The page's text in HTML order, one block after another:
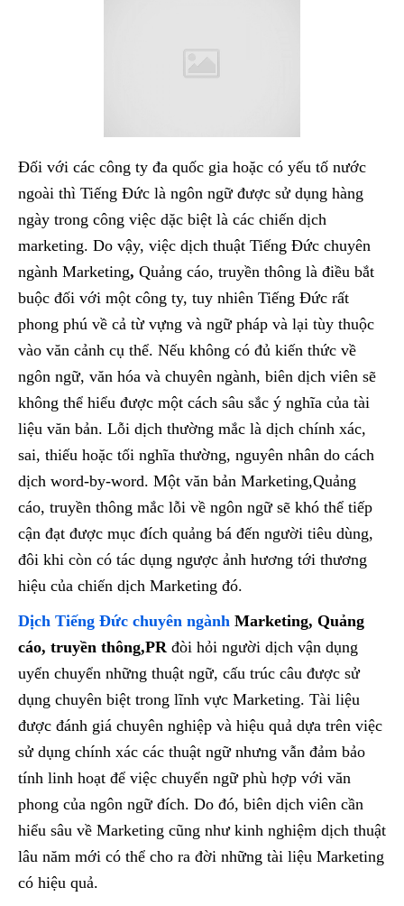
Đối với các công ty đa quốc gia hoặc có yếu tố nước
ngoài thì Tiếng Đức là ngôn ngữ được sử dụng hàng
ngày trong công việc dặc biệt là các chiến dịch
marketing. Do vậy, việc dịch thuật Tiếng Đức chuyên
ngành Marketing, Quảng cáo, truyền thông là điều bắt
buộc đối với một công ty, tuy nhiên Tiếng Đức rất
phong phú về cả từ vựng và ngữ pháp và lại tùy thuộc
vào văn cảnh cụ thể. Nếu không có đủ kiến thức về
ngôn ngữ, văn hóa và chuyên ngành, biên dịch viên sẽ
không thể hiểu được một cách sâu sắc ý nghĩa của tài
liệu văn bản. Lỗi dịch thường mắc là dịch chính xác,
sai, thiếu hoặc tối nghĩa thường, nguyên nhân do cách
dịch word-by-word. Một văn bản Marketing,Quảng
cáo, truyền thông mắc lỗi về ngôn ngữ sẽ khó thể tiếp
cận đạt được mục đích quảng bá đến người tiêu dùng,
đôi khi còn có tác dụng ngược ảnh hương tới thương
hiệu của chiến dịch Marketing đó.
Dịch Tiếng Đức chuyên ngành Marketing, Quảng
cáo, truyền thông,PRđòi hỏi người dịch vận dụng
uyển chuyển những thuật ngữ, cấu trúc câu được sử
dụng chuyên biệt trong lĩnh vực Marketing. Tài liệu
được đánh giá chuyên nghiệp và hiệu quả dựa trên việc
sử dụng chính xác các thuật ngữ nhưng vẫn đảm bảo
tính linh hoạt để việc chuyển ngữ phù hợp với văn
phong của ngôn ngữ đích. Do đó, biên dịch viên cần
hiểu sâu về Marketing cũng như kinh nghiệm dịch thuật
lâu năm mới có thể cho ra đời những tài liệu Marketing
có hiệu quả.